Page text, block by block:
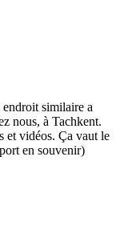
similaire a
nous, à Tachkent.
et vidéos. Ça vaut le
en souvenir)